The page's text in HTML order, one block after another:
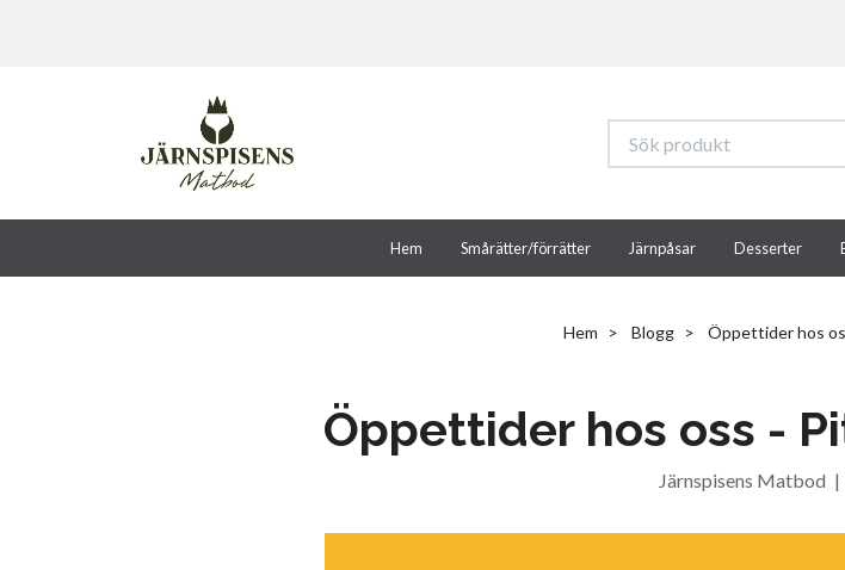
Hem Smårätter/förrätter Järnpåsar Desserter
Hem Blogg Öppettider hos
Öppettider hos oss -
Järnspisens Matbod |